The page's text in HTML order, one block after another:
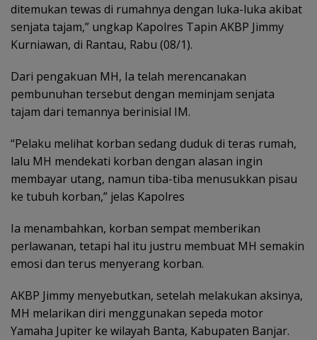
ditemukan tewas di rumahnya dengan luka-luka akibat
senjata tajam,” ungkap Kapolres Tapin AKBP Jimmy
Kurniawan, di Rantau, Rabu (08/1).
Dari pengakuan MH, Ia telah merencanakan
pembunuhan tersebut dengan meminjam senjata
tajam dari temannya berinisial IM.
“Pelaku melihat korban sedang duduk di teras rumah,
lalu MH mendekati korban dengan alasan ingin
membayar utang, namun tiba-tiba menusukkan pisau
ke tubuh korban,” jelas Kapolres
Ia menambahkan, korban sempat memberikan
perlawanan, tetapi hal itu justru membuat MH semakin
emosi dan terus menyerang korban.
AKBP Jimmy menyebutkan, setelah melakukan aksinya,
MH melarikan diri menggunakan sepeda motor
Yamaha Jupiter ke wilayah Banta, Kabupaten Banjar.